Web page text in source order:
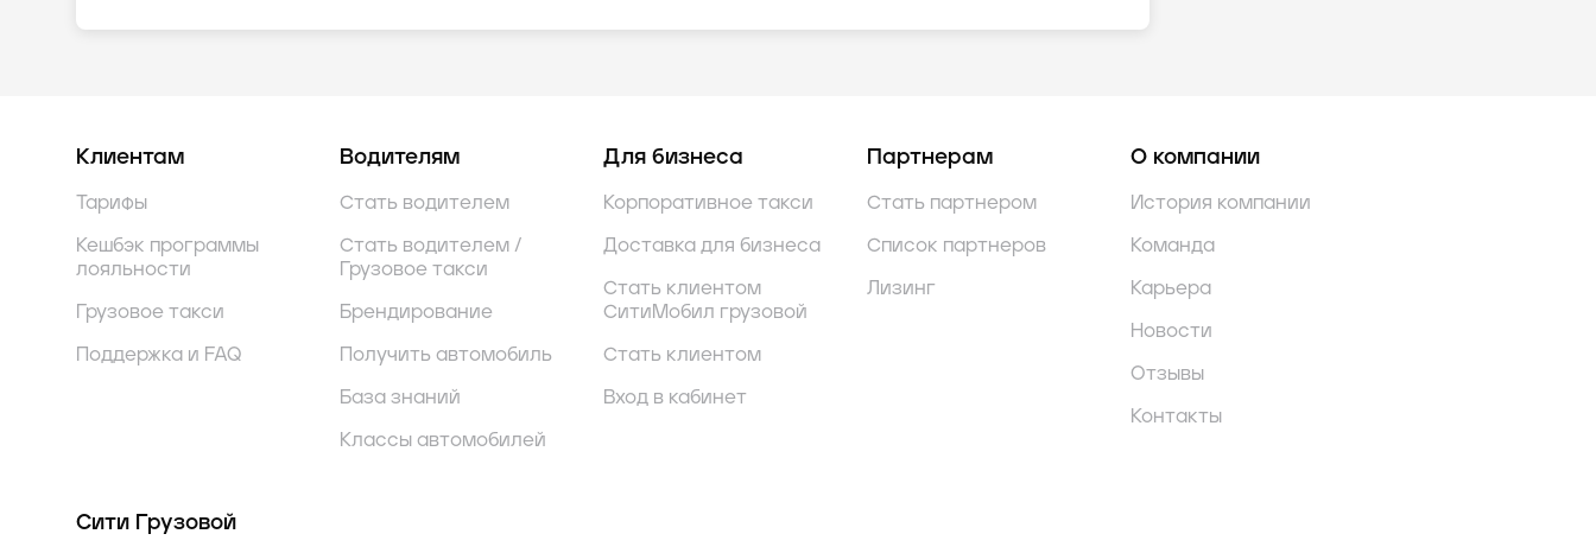
Клиентам
Тарифы
Кешбэк программы
лояльности
Грузовое такси
Поддержка и FAQ
Водителям
Стать водителем
Стать водителем /
Грузовое такси
Брендирование
Получить автомобиль
База знаний
Классы автомобилей
Для бизнеса
Корпоративное такси
Доставка для бизнеса
Стать клиентом
СитиМобил грузовой
Стать клиентом
Вход в кабинет
Партнерам
Стать партнером
Список партнеров
Лизинг
О компании
История компании
Команда
Карьера
Новости
Отзывы
Контакты
Сити Грузовой